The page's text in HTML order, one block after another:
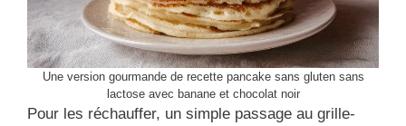
Une version gourmande de recette pancake sans gluten sans
lactose avec banane et chocolat noir
Pour les réchauffer, un simple passage au grille-